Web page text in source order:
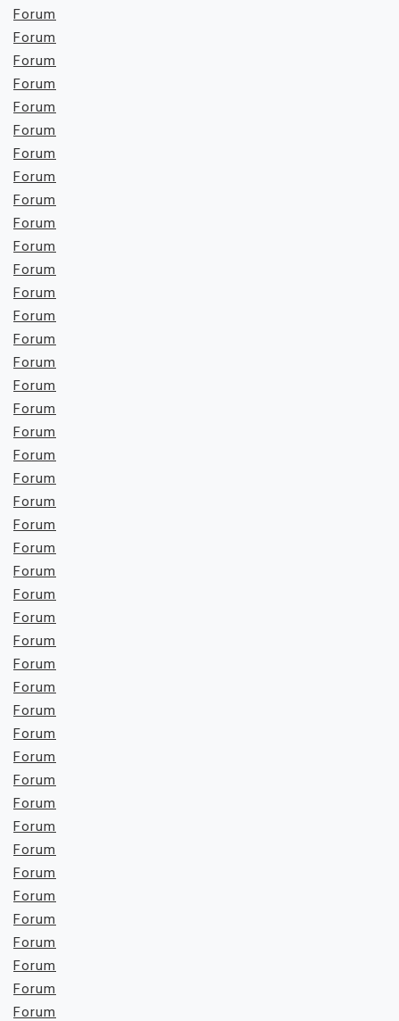
Forum
Forum
Forum
Forum
Forum
Forum
Forum
Forum
Forum
Forum
Forum
Forum
Forum
Forum
Forum
Forum
Forum
Forum
Forum
Forum
Forum
Forum
Forum
Forum
Forum
Forum
Forum
Forum
Forum
Forum
Forum
Forum
Forum
Forum
Forum
Forum
Forum
Forum
Forum
Forum
Forum
Forum
Forum
Forum